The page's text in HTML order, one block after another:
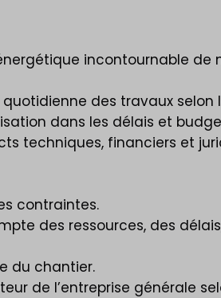
incontournable de
des travaux
dans les délais et
techniques, financiers et
contraintes.
des ressources, des
du chantier.
de l’entreprise générale